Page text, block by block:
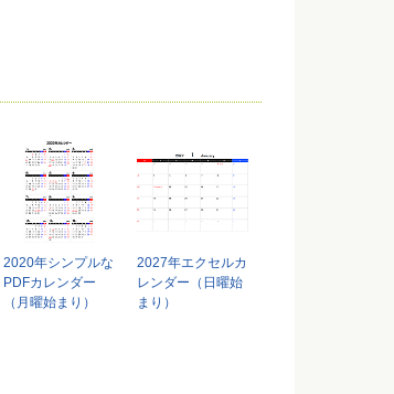
2020年シンプルな
PDFカレンダー
（月曜始まり）
2027年エクセルカ
レンダー（日曜始
まり）